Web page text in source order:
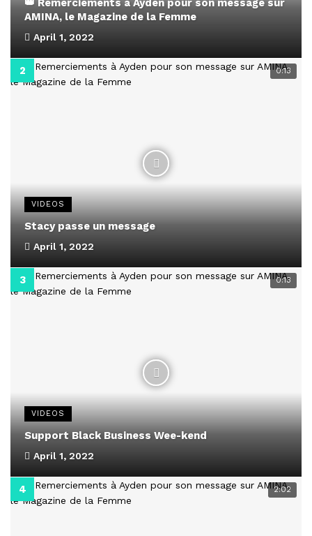
👑 Remerciements à Ayden pour son message sur
AMINA, le Magazine de la Femme
April 1, 2022
0:13
VIDEOS
Stacy passe un message
April 1, 2022
0:13
VIDEOS
Support Black Business Wee-kend
April 1, 2022
2:02